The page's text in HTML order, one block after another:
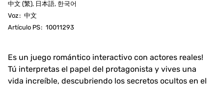
中文 (繁), 日本語, 한국어
Voz: 中文
Artículo PS: 10011293
Es un juego romántico interactivo con actores reales!
Tú interpretas el papel del protagonista y vives una
vida increíble, descubriendo los secretos ocultos en el